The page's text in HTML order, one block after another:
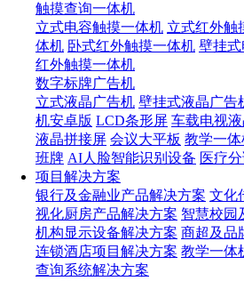
触摸查询一体机
立式电容触摸一体机 立式红外触
体机 卧式红外触摸一体机 壁挂
红外触摸一体机
数字标牌广告机
立式液晶广告机 壁挂式液晶广告
机安卓版 LCD条形屏 车载电视
液晶拼接屏 会议大平板 教学一体
班牌 AI人脸智能识别设备 医疗
项目解决方案
银行及金融业产品解决方案 文化
视化厨房产品解决方案 智慧校园
机构显示设备解决方案 商超及品
连锁酒店项目解决方案 教学一体
查询系统解决方案